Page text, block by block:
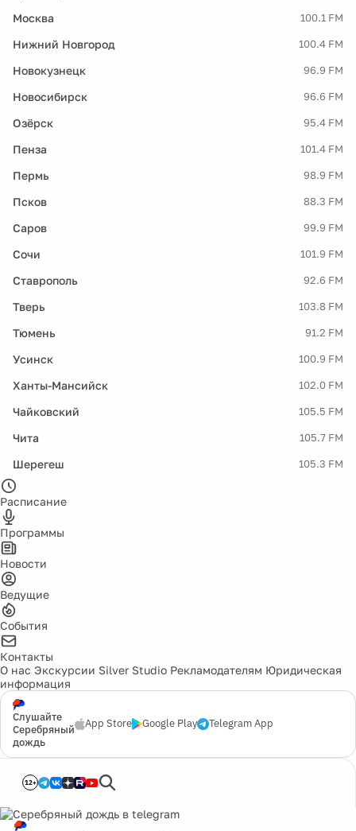
Москва 100.1 FM
Нижний Новгород 100.4 FM
Новокузнецк 96.9 FM
Новосибирск 96.6 FM
Озёрск 95.4 FM
Пенза 101.4 FM
Пермь 98.9 FM
Псков 88.3 FM
Саров 99.9 FM
Сочи 101.9 FM
Ставрополь 92.6 FM
Тверь 103.8 FM
Тюмень 91.2 FM
Усинск 100.9 FM
Ханты-Мансийск 102.0 FM
Чайковский 105.5 FM
Чита 105.7 FM
Шерегеш 105.3 FM
Расписание
Программы
Новости
Ведущие
События
Контакты
О нас Экскурсии Silver Studio Рекламодателям Юридическая
информация
Слушайте
Серебряный
дождь
App Store Google Play Telegram App
12+